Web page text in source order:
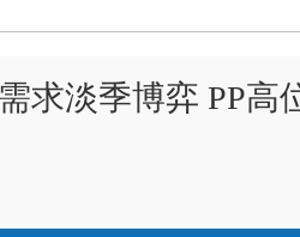
求淡季博弈 PP高